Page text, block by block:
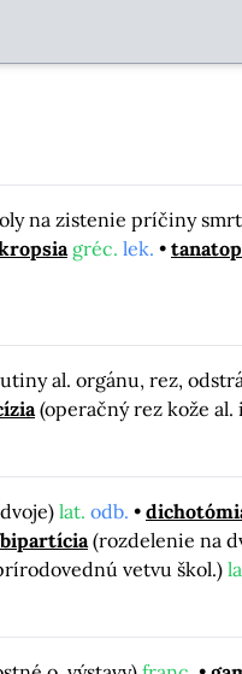
na zistenie príčiny
gréc. lek.
al. orgánu, rez,
(operačný rez kože
lat. odb.
bipartícia (rozdelenie na
vetvu škol.)